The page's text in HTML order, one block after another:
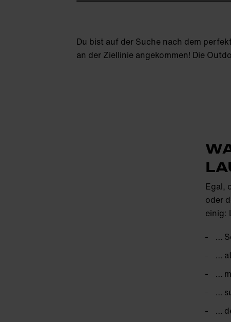
Du bist auf der Suche nach dem
an der Ziellinie angekommen! Die
Egal,
oder
einig:
…
…
…
…
…